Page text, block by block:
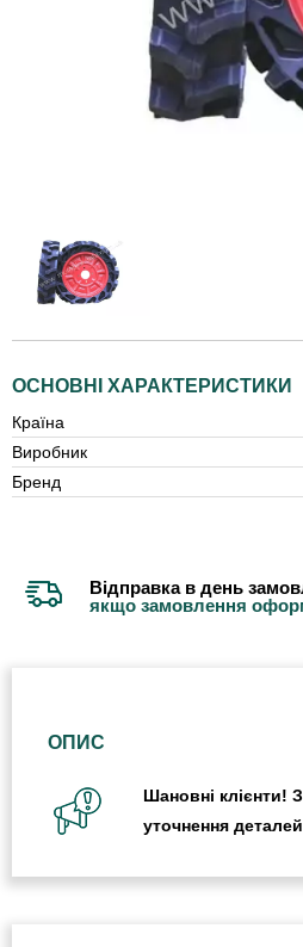
ОСНОВНІ ХАРАКТЕРИСТИКИ
Країна
Виробник
Бренд
Відправка в день
якщо замовлення
ОПИС
Шановні клієнти!
уточнення